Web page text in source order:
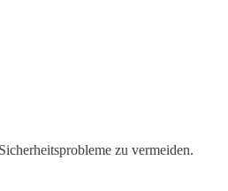
zu vermeiden.